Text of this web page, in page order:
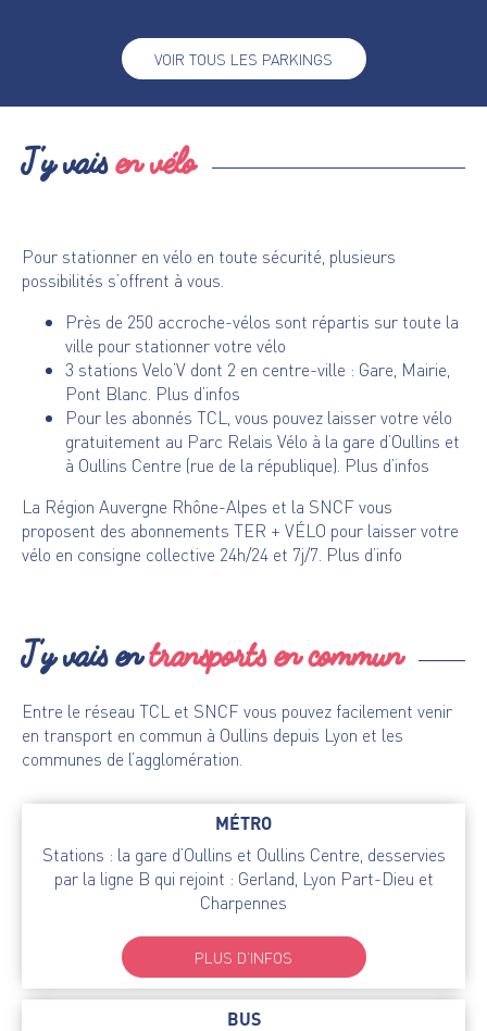
VOIR TOUS LES PARKINGS
J'y vaisen vélo
Pour stationner en vélo en toute sécurité, plusieurs
possibilités s’offrent à vous.
Près de 250 accroche-vélos sont répartis sur toute la
ville pour stationner votre vélo
3 stations Velo’V dont 2 en centre-ville : Gare, Mairie,
Pont Blanc. Plus d’infos
Pour les abonnés TCL, vous pouvez laisser votre vélo
gratuitement au Parc Relais Vélo à la gare d’Oullins et
à Oullins Centre (rue de la république) Plus d’infos
La Région Auvergne Rhône-Alpes et la SNCF vous
proposent des abonnements TER + VÉLO pour laisser votre
vélo en consigne collective 24h/24 et 7j/7. Plus d’info
J’y vais entransports en commun
Entre le réseau TCL et SNCF vous pouvez facilement venir
en transport en commun à Oullins depuis Lyon et les
communes de l’agglomération.
MÉTRO
Stations : la gare d’Oullins et Oullins Centre, desservies
par la ligne B qui rejoint : Gerland, Lyon Part-Dieu et
Charpennes
PLUS D’INFOS
BUS